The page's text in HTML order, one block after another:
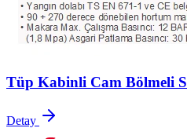
Tüp Kabinli Cam Bölmeli
Detay